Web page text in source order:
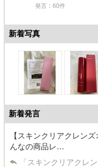
発言：60件
新着写真
新着発言
【スキンクリアクレン
んなの商品レ…
「スキンクリアクレ